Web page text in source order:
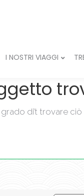
I NOSTRI VIAGGI
di’t trovare